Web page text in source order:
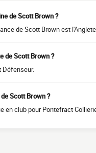
de Scott Brown ?
de Scott Brown est
de Scott Brown ?
Défenseur.
Scott Brown ?
en club pour Pontefract